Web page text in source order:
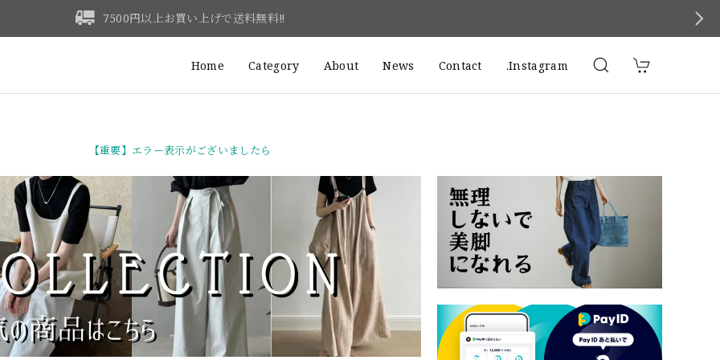
7500円以上お買い上げで送料無料‼
Home Category About News Contact .Instagram
【重要】エラー表示がございましたら